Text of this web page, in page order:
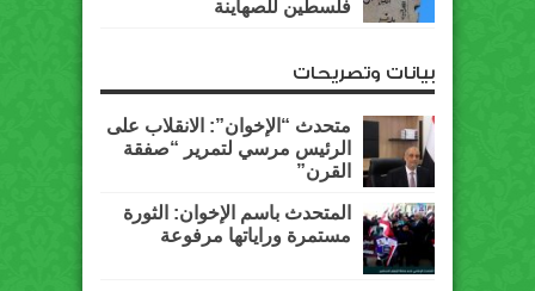
فلسطين للصهاينة
بيانات وتصريحات
متحدث “الإخوان”: الانقلاب على
الرئيس مرسي لتمرير “صفقة
القرن”
المتحدث باسم الإخوان: الثورة
مستمرة وراياتها مرفوعة